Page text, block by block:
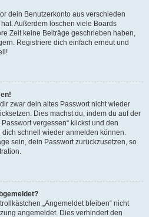
dein Benutzerkonto aus verschieden
Außerdem löschen viele Boards
Zeit keine Beiträge geschrieben haben,
Registriere dich einfach erneut und
zwar dein altes Passwort nicht wieder
Dies machst du, indem du auf der
vergessen“ klickst und den
schnell wieder anmelden können.
sein, dein Passwort zurückzusetzen, so
„Angemeldet bleiben“ nicht
angemeldet. Dies verhindert den